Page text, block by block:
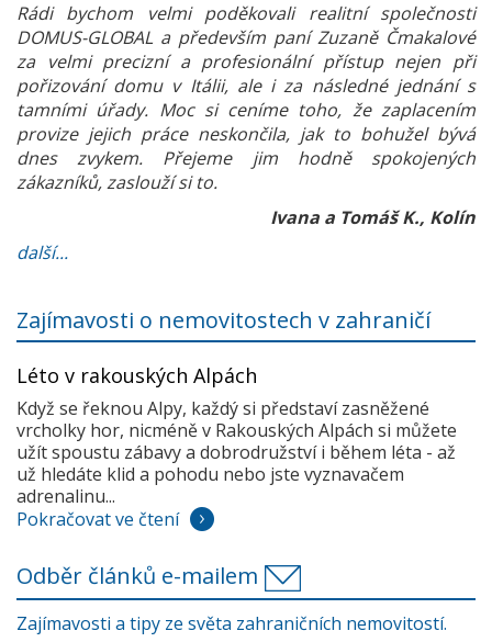
Rádi bychom velmi poděkovali realitní společnosti
DOMUS-GLOBAL a především paní Zuzaně Čmakalové
za velmi precizní a profesionální přístup nejen při
pořizování domu v Itálii, ale i za následné jednání s
tamními úřady. Moc si ceníme toho, že zaplacením
provize jejich práce neskončila, jak to bohužel bývá
dnes zvykem. Přejeme jim hodně spokojených
zákazníků, zaslouží si to.
Ivana a Tomáš K., Kolín
další...
Zajímavosti o nemovitostech v zahraničí
Léto v rakouských Alpách
Když se řeknou Alpy, každý si představí zasněžené
vrcholky hor, nicméně v Rakouských Alpách si můžete
užít spoustu zábavy a dobrodružství i během léta - až
už hledáte klid a pohodu nebo jste vyznavačem
adrenalinu...
Pokračovat ve čtení
Odběr článků e-mailem
Zajímavosti a tipy ze světa zahraničních nemovitostí.